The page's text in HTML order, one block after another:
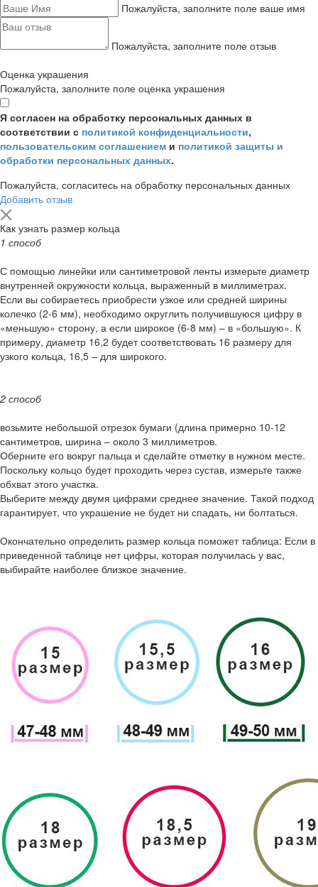
Пожалуйста, заполните поле ваше имя
Пожалуйста, заполните поле отзыв
Оценка украшения
Пожалуйста, заполните поле оценка украшения
Я согласен на обработку персональных данных в
соответствии с политикой конфиденциальности,
пользовательским соглашением и политикой защиты и
обработки персональных данных.
Пожалуйста, согласитесь на обработку персональных данных
Добавить отзыв
Как узнать размер кольца
1 способ
С помощью линейки или сантиметровой ленты измерьте диаметр
внутренней окружности кольца, выраженный в миллиметрах.
Если вы собираетесь приобрести узкое или средней ширины
колечко (2-6 мм), необходимо округлить получившуюся цифру в
«меньшую» сторону, а если широкое (6-8 мм) – в «большую». К
примеру, диаметр 16,2 будет соответствовать 16 размеру для
узкого кольца, 16,5 – для широкого.
2 способ
возьмите небольшой отрезок бумаги (длина примерно 10-12
сантиметров, ширина – около 3 миллиметров.
Оберните его вокруг пальца и сделайте отметку в нужном месте.
Поскольку кольцо будет проходить через сустав, измерьте также
обхват этого участка.
Выберите между двумя цифрами среднее значение. Такой подход
гарантирует, что украшение не будет ни спадать, ни болтаться.
Окончательно определить размер кольца поможет таблица: Если в
приведенной таблице нет цифры, которая получилась у вас,
выбирайте наиболее близкое значение.